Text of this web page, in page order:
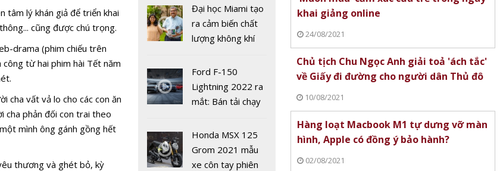
tâm lý khán giả để triển khai
cũng được chú trọng.
drama (phim chiếu trên
từ hai phim hài Tết năm
cha vất vả lo cho các con ăn
cha phản đối con trai theo
mình ông gánh gồng hết
thương và ghét bỏ, kỳ
'Bẫy ngọt ngào'
chính thức ra mắt
khán giả với dàn
Đại học Miami tạo
ra cảm biến chất
lượng không khí
19
Ford F-150
Lightning 2022 ra
mắt: Bán tải chạy
chưa đến 40 nghìn
USD
Honda MSX 125
Grom 2021 mẫu
xe côn tay phiên
khai giảng online
24/08/2021
Chủ tịch Chu Ngọc Anh giải toả 'ách tắc'
về Giấy đi đường cho người dân Thủ đô
10/08/2021
Hàng loạt Macbook M1 tự dưng vỡ màn
hình, Apple có đồng ý bảo hành?
02/08/2021